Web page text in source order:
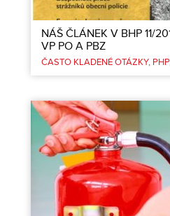
NÁŠ ČLÁNEK V BHP 11/
VP PO A PBZ
ČASTO KLADENÉ OTÁZKY PHP